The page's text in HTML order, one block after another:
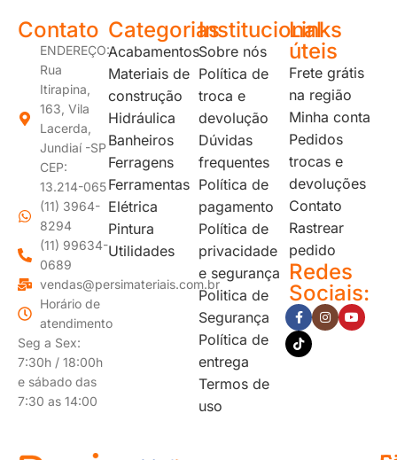
Contato
ENDEREÇO:
Rua
Itirapina,
163, Vila
Lacerda,
Jundiaí -SP
CEP:
13.214-065
(11) 3964-
8294
(11) 99634-
0689
vendas@persimateriais.com.br
Horário de
atendimento
Seg a Sex:
7:30h / 18:00h
e sábado das
7:30 as 14:00
Categorias
Acabamentos
Materiais de
construção
Hidráulica
Banheiros
Ferragens
Ferramentas
Elétrica
Pintura
Utilidades
Institucional
Sobre nós
Política de
troca e
devolução
Dúvidas
frequentes
Política de
pagamento
Política de
privacidade
e segurança
Politica de
Segurança
Política de
entrega
Termos de
uso
Links
úteis
Frete grátis
na região
Minha conta
Pedidos
trocas e
devoluções
Contato
Rastrear
pedido
Redes
Sociais: